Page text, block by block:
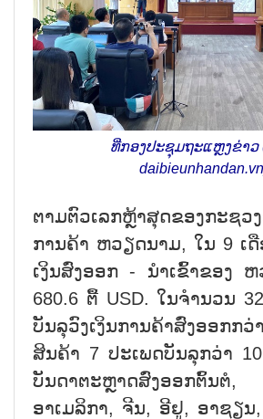
ທີ່ກອງປະຊຸມຖະແຫຼງຂ່າວ
ຕາມຕົວເລກຫຼ້າສຸດຂອງກະຊວ
ການຄ້າ ຫວຽດນາມ, ໃນ 9 ເ
ເງິນສົ່ງອອກ - ນຳເຂົ້າຂອງ
680.6 ຕື້ USD. ໃນຈຳນວນ
ບັນລຸວົງເງິນການຄ້າສົ່ງອອກກ
ສິນຄ້າ 7 ປະເພດບັນລຸກວ່າ
ບັນດາຕະຫຼາດສົ່ງອອກ
ອາເມລິກາ, ຈີນ, ອີຢູ, ອາຊຽ